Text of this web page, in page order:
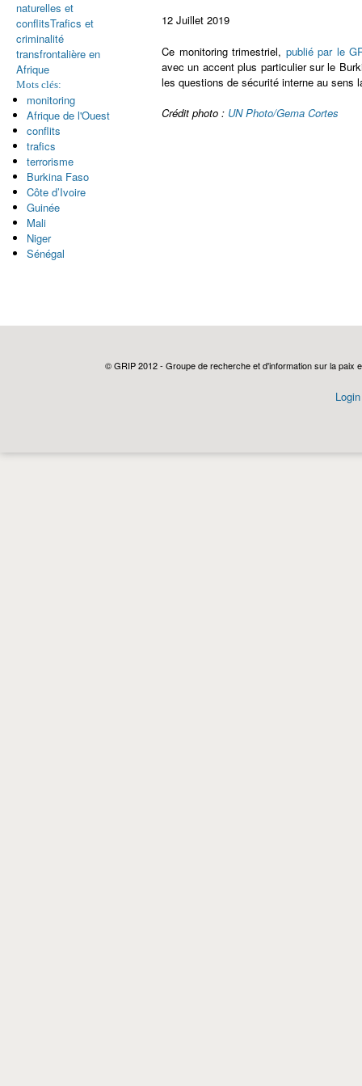
12 Juillet 2019
Ce monitoring trimestriel, publié par le
avec un accent plus particulier sur le
les questions de sécurité interne au sens
Crédit photo : UN Photo/Gema Cortes
naturelles et
conflitsTrafics et
criminalité
transfrontalière en
Afrique
Mots clés:
monitoring
Afrique de l'Ouest
conflits
trafics
terrorisme
Burkina Faso
Côte d’Ivoire
Guinée
Mali
Niger
Sénégal
© GRIP 2012 - Groupe de recherche et d'information sur la paix
Login